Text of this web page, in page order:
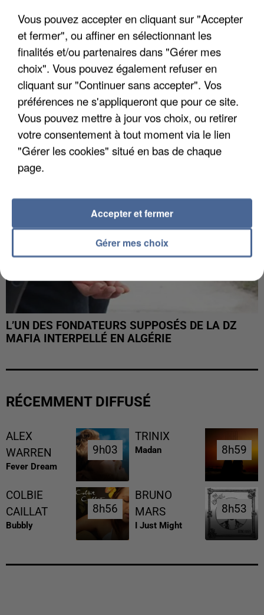
APRÈS TOUTES CES CANICULES, LES REFUGES
DE FAUNE SAUVAGE SONT...
L’UN DES FONDATEURS SUPPOSÉS DE LA DZ
MAFIA INTERPELLÉ EN ALGÉRIE
RÉCEMMENT DIFFUSÉ
ALEX
WARREN
Fever Dream
9h03
9h03
TRINIX
Madan 8h59
8h59
COLBIE
CAILLAT
Bubbly
8h56
8h56
BRUNO
MARS
I Just Might
8h53
8h53
Vous pouvez accepter en cliquant sur "Accepter
et fermer", ou affiner en sélectionnant les
finalités et/ou partenaires dans "Gérer mes
choix". Vous pouvez également refuser en
cliquant sur "Continuer sans accepter". Vos
préférences ne s'appliqueront que pour ce site.
Vous pouvez mettre à jour vos choix, ou retirer
votre consentement à tout moment via le lien
"Gérer les cookies" situé en bas de chaque
page.
Gérer mes choix
Accepter et fermer